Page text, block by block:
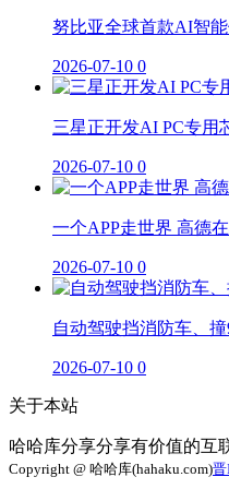
努比亚全球首款AI智
2026-07-10 0
三星正开发AI PC专用
2026-07-10 0
一个APP走世界 高德
2026-07-10 0
自动驾驶挡消防车、
2026-07-10 0
关于本站
哈哈库分享分享有价值的互
Copyright @ 哈哈库(hahaku.com)晋